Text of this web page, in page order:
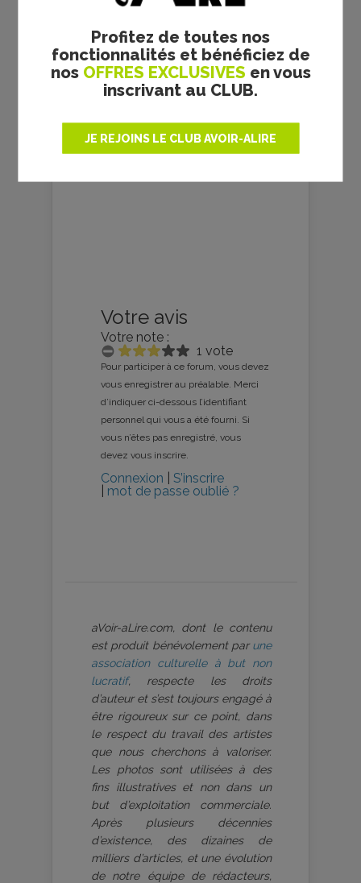
Profitez de toutes nos
fonctionnalités et bénéficiez de
nos OFFRES EXCLUSIVES en vous
inscrivant au CLUB.
JE REJOINS LE CLUB AVOIR-ALIRE
Votre avis
Votre note :
1 vote
Pour participer à ce forum, vous devez
vous enregistrer au préalable. Merci
d’indiquer ci-dessous l’identifiant
personnel qui vous a été fourni. Si
vous n’êtes pas enregistré, vous
devez vous inscrire.
Connexion
S’inscrire
mot de passe oublié ?
aVoir-aLire.com, dont le contenu
est produit bénévolement par une
association culturelle à but non
lucratif, respecte les droits
d’auteur et s’est toujours engagé à
être rigoureux sur ce point, dans
le respect du travail des artistes
que nous cherchons à valoriser.
Les photos sont utilisées à des
fins illustratives et non dans un
but d’exploitation commerciale.
Après plusieurs décennies
d’existence, des dizaines de
milliers d’articles, et une évolution
de notre équipe de rédacteurs,